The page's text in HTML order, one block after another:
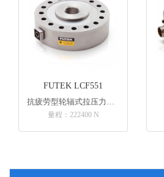
FUTEK LCF551
抗疲劳型轮辐式拉压力传感器
量程：222400 N